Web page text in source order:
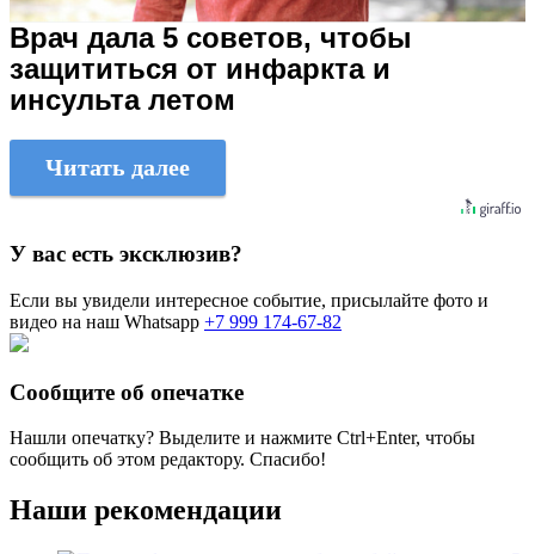
Врач дала 5 советов, чтобы
защититься от инфаркта и
инсульта летом
Читать далее
У вас есть эксклюзив?
Если вы увидели интересное событие, присылайте фото и
видео на наш Whatsapp +7 999 174-67-82
Сообщите об опечатке
Нашли опечатку? Выделите и нажмите Ctrl+Enter, чтобы
сообщить об этом редактору. Спасибо!
Наши рекомендации